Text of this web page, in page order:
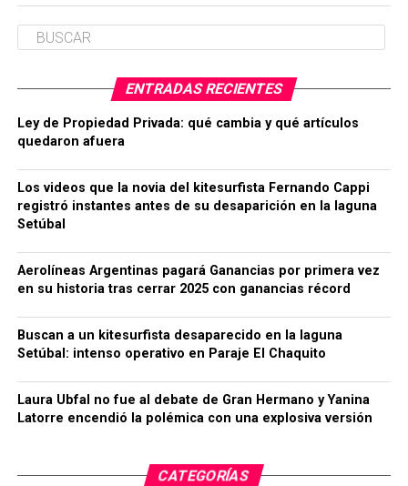
ENTRADAS RECIENTES
Ley de Propiedad Privada: qué cambia y qué artículos
quedaron afuera
Los videos que la novia del kitesurfista Fernando Cappi
registró instantes antes de su desaparición en la laguna
Setúbal
Aerolíneas Argentinas pagará Ganancias por primera vez
en su historia tras cerrar 2025 con ganancias récord
Buscan a un kitesurfista desaparecido en la laguna
Setúbal: intenso operativo en Paraje El Chaquito
Laura Ubfal no fue al debate de Gran Hermano y Yanina
Latorre encendió la polémica con una explosiva versión
CATEGORÍAS